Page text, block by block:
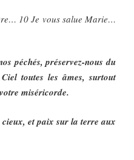
10 Je vous salue Marie…
péchés, préservez-nous du
toutes les âmes, surtout
miséricorde.
et paix sur la terre aux